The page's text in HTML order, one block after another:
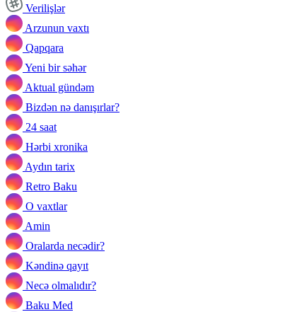
Verilişlər
Arzunun vaxtı
Qapqara
Yeni bir səhər
Aktual gündəm
Bizdən nə danışırlar?
24 saat
Hərbi xronika
Aydın tarix
Retro Baku
O vaxtlar
Amin
Oralarda necədir?
Kəndinə qayıt
Necə olmalıdır?
Baku Med